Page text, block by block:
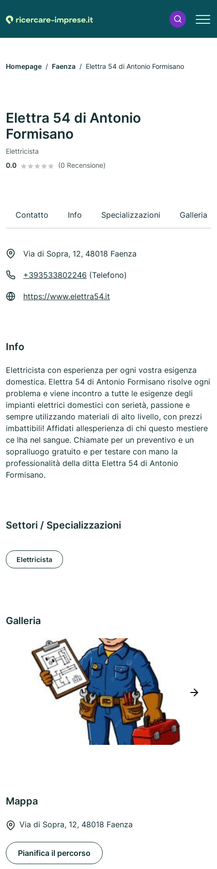
Homepage Faenza Elettra 54 di Antonio Formisano
Elettra 54 di Antonio
Formisano
Elettricista
0.0
(0 Recensione)
Contatto Info Specializzazioni Galleria
Via di Sopra, 12, 48018 Faenza
+393533802246 (Telefono)
https://www.elettra54.it
Info
Elettricista con esperienza per ogni vostra esigenza
domestica. Elettra 54 di Antonio Formisano risolve ogni
problema e viene incontro a tutte le esigenze degli
impianti elettrici domestici con serietà, passione e
sempre utilizzando materiali di alto livello, con prezzi
imbattibili! Affidati allesperienza di chi questo mestiere
ce lha nel sangue. Chiamate per un preventivo e un
sopralluogo gratuito e per testare con mano la
professionalità della ditta Elettra 54 di Antonio
Formisano.
Settori / Specializzazioni
Elettricista
Galleria
next
Mappa
Via di Sopra, 12, 48018 Faenza
Pianifica il percorso